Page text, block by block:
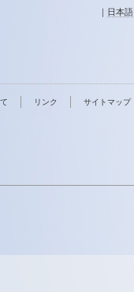
｜ 日本語
リンク サイトマップ